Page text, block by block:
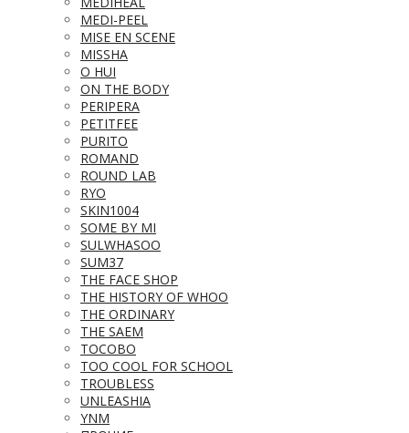
MEDI-PEEL
MISE EN SCENE
MISSHA
O HUI
ON THE BODY
PERIPERA
PETITFEE
PURITO
ROMAND
ROUND LAB
RYO
SKIN1004
SOME BY MI
SULWHASOO
SUM37
THE FACE SHOP
THE HISTORY OF WHOO
THE ORDINARY
THE SAEM
TOCOBO
TOO COOL FOR SCHOOL
TROUBLESS
UNLEASHIA
YNM